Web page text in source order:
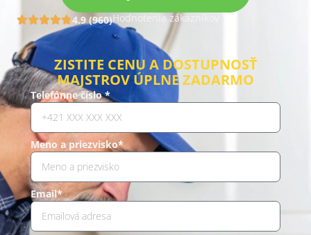
4.9 (960)Hodnotenia zákazníkov
ZISTITE CENU A DOSTUPNOSŤ
MAJSTROV ÚPLNE ZADARMO
Telefónne číslo *
Meno a priezvisko*
Email*